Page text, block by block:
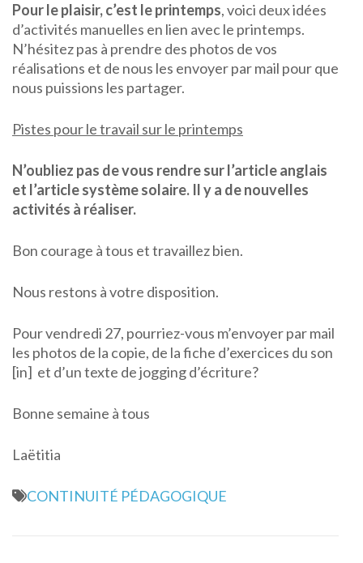
Pour le plaisir, c’est le printemps, voici deux idées
d’activités manuelles en lien avec le printemps.
N’hésitez pas à prendre des photos de vos
réalisations et de nous les envoyer par mail pour que
nous puissions les partager.
Pistes pour le travail sur le printemps
N’oubliez pas de vous rendre sur l’article anglais
et l’article système solaire. Il y a de nouvelles
activités à réaliser.
Bon courage à tous et travaillez bien.
Nous restons à votre disposition.
Pour vendredi 27, pourriez-vous m’envoyer par mail
les photos de la copie, de la fiche d’exercices du son
[in] et d’un texte de jogging d’écriture?
Bonne semaine à tous
Laëtitia
CONTINUITÉ PÉDAGOGIQUE